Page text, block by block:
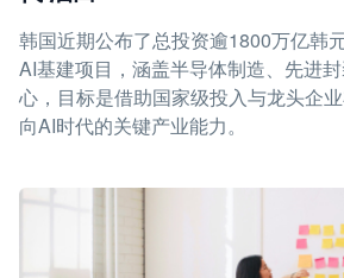
韩国近期公布了总投资逾1800万亿韩
AI基建项目，涵盖半导体制造、先进
心，目标是借助国家级投入与龙头企
向AI时代的关键产业能力。